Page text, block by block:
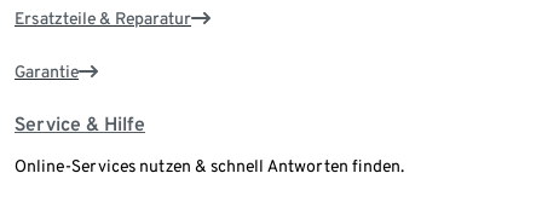
Ersatzteile & Reparatur
Garantie
Service & Hilfe
Online-Services nutzen & schnell Antworten finden.